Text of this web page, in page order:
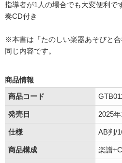
指導者が1人の場合でも大変便利で
奏CD付き
※本書は「たのしい楽器あそびと合
同じ内容です。
商品情報
商品コード
発売日 2025
仕様 AB判/
商品構成 楽譜